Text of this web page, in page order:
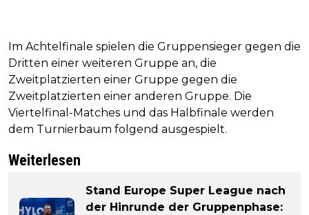
Im Achtelfinale spielen die Gruppensieger gegen die
Dritten einer weiteren Gruppe an, die
Zweitplatzierten einer Gruppe gegen die
Zweitplatzierten einer anderen Gruppe. Die
Viertelfinal-Matches und das Halbfinale werden
dem Turnierbaum folgend ausgespielt.
Weiterlesen
Stand Europe Super League nach
der Hinrunde der Gruppenphase: